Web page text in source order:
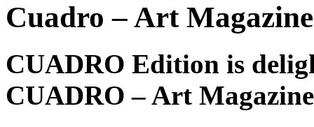
Cuadro – Art
CUADRO Edition is
CUADRO – Art